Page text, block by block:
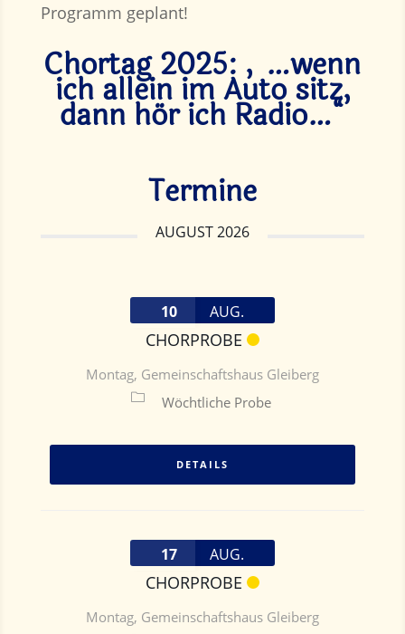
Programm geplant!
Chortag 2025: „…wenn
ich allein im Auto sitz,
dann hör ich Radio…“
Termine
AUGUST 2026
10 AUG.
CHORPROBE
Montag, Gemeinschaftshaus Gleiberg
Wöchtliche Probe
DETAILS
17 AUG.
CHORPROBE
Montag, Gemeinschaftshaus Gleiberg